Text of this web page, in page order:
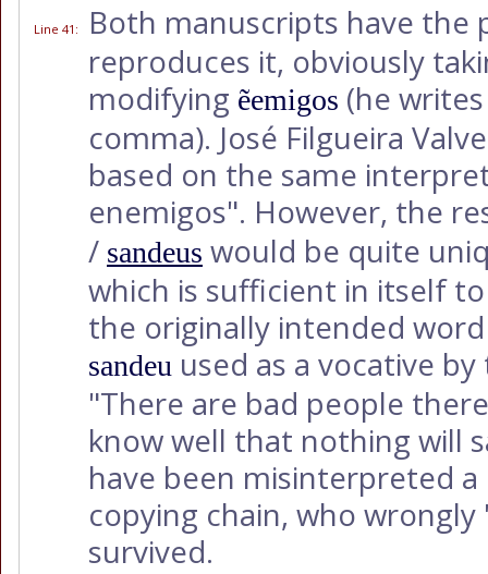
Line 41 :
Both manuscripts have the
reproduces it, obviously
modifying ẽemigos (he
comma). José Filgueira
based on the same
enemigos". However, the
/ sandeus would be quite
which is sufficient in itself
the originally intended
sandeu used as a vocative
"There are bad people
know well that nothing will
have been misinterpreted
copying chain, who
survived.